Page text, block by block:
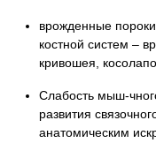
врожденные
костной систем –
кривошея,
Слабость мыш-
развития
анатомическим